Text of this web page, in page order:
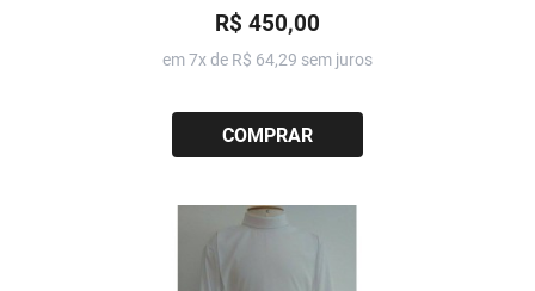
R$ 450,00
em 7x de R$ 64,29 sem juros